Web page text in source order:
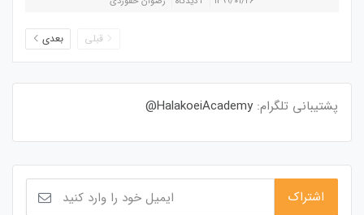
قبلی بعدی
پشتیبانی تلگرام: HalakoeiAcademy@